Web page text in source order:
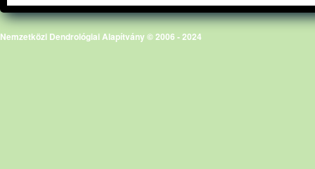
Nemzetközi Dendrológiai Alapítvány © 2006 - 2024